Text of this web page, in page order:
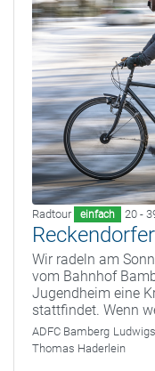
Radtour einfach 20 -
Wir radeln am
vom Bahnhof
Jugendheim eine
stattfindet. Wenn
ADFC Bamberg
Thomas Haderlein